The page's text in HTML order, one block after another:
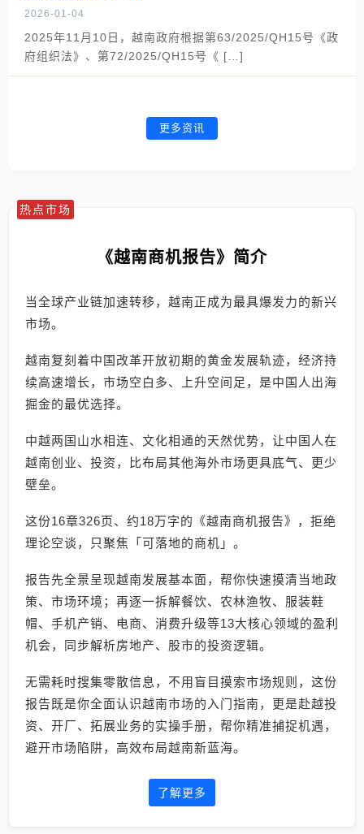
2026-01-04
2025年11月10日，越南政府根据第63/2025/QH15号《政
府组织法》、第72/2025/QH15号《 […]
更多资讯
热点市场
《越南商机报告》简介
当全球产业链加速转移，越南正成为最具爆发力的新兴
市场。
越南复刻着中国改革开放初期的黄金发展轨迹，经济持
续高速增长，市场空白多、上升空间足，是中国人出海
掘金的最优选择。
中越两国山水相连、文化相通的天然优势，让中国人在
越南创业、投资，比布局其他海外市场更具底气、更少
壁垒。
这份16章326页、约18万字的《越南商机报告》，拒绝
理论空谈，只聚焦「可落地的商机」。
报告先全景呈现越南发展基本面，帮你快速摸清当地政
策、市场环境；再逐一拆解餐饮、农林渔牧、服装鞋
帽、手机产销、电商、消费升级等13大核心领域的盈利
机会，同步解析房地产、股市的投资逻辑。
无需耗时搜集零散信息，不用盲目摸索市场规则，这份
报告既是你全面认识越南市场的入门指南，更是赴越投
资、开厂、拓展业务的实操手册，帮你精准捕捉机遇，
避开市场陷阱，高效布局越南新蓝海。
了解更多